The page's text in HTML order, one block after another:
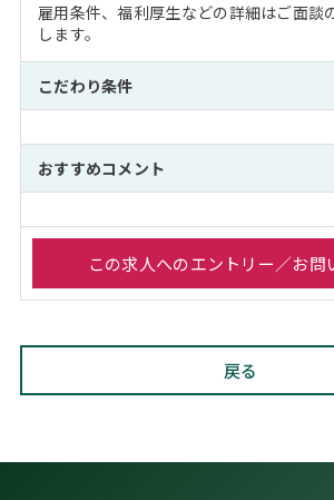
雇用条件、福利厚生などの詳細はご面談
します。
こだわり条件
おすすめコメント
この求人へのエントリー／お問
戻る